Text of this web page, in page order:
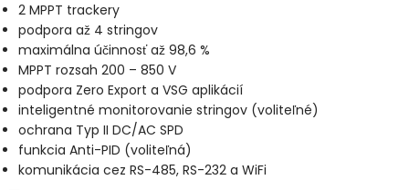
2 MPPT trackery
podpora až 4 stringov
maximálna účinnosť až 98,6 %
MPPT rozsah 200 – 850 V
podpora Zero Export a VSG aplikácií
inteligentné monitorovanie stringov (voliteľné)
ochrana Typ II DC/AC SPD
funkcia Anti-PID (voliteľná)
komunikácia cez RS-485, RS-232 a WiFi